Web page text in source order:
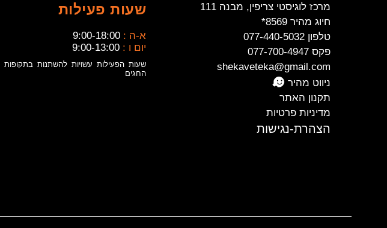
מרכז לוגיסטי צריפין, מבנה 111
חיוג מהיר 8569*
טלפון 077-440-5032
פקס 077-700-4947
shekaveteka@gmail.com
ניווט מהיר
תקנון האתר
מדיניות פרטיות
הצהרת-נגישות
שעות פעילות
א-ה : 9:00-18:00
יום ו : 9:00-13:00
שעות הפעילות עשויות להשתנות בתקופות
החגים